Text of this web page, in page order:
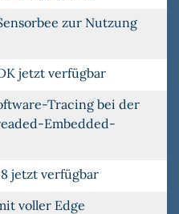
zur Nutzung
jetzt verfügbar
Tracing bei der
Embedded-
jetzt verfügbar
voller Edge